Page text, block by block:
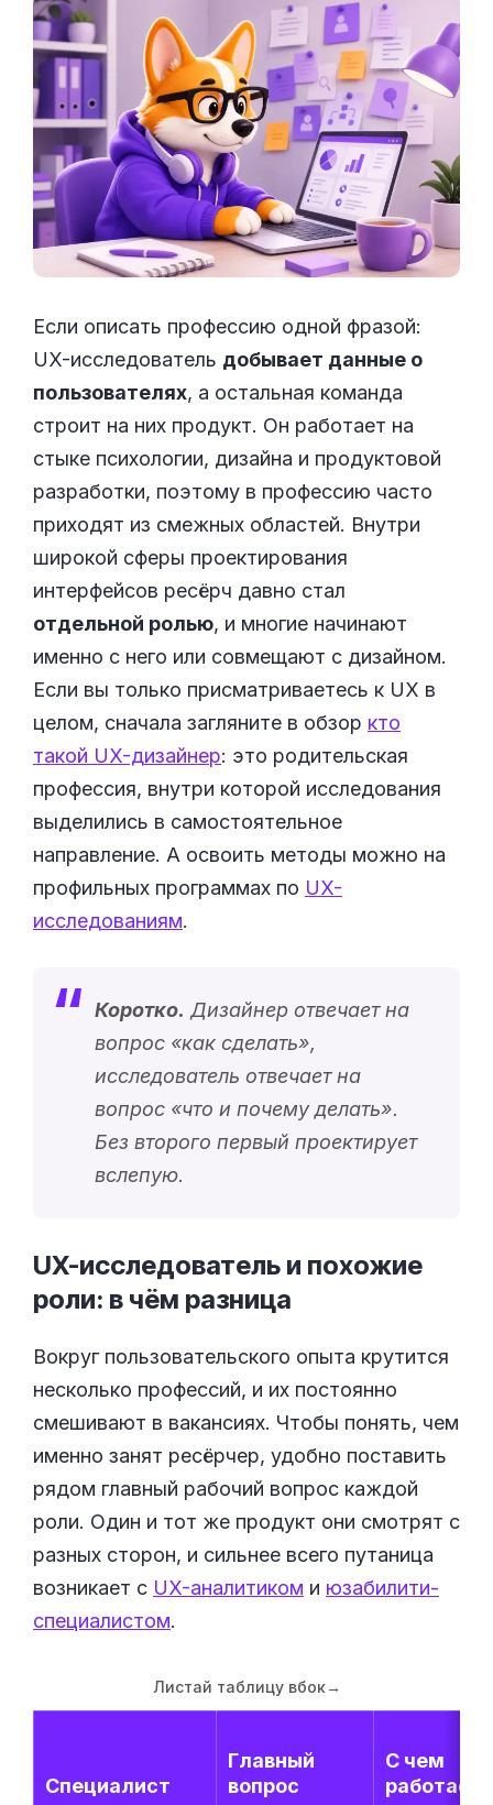
Если описать профессию одной фразой:
UX-исследователь добывает данные о
пользователях, а остальная команда
строит на них продукт. Он работает на
стыке психологии, дизайна и продуктовой
разработки, поэтому в профессию часто
приходят из смежных областей. Внутри
широкой сферы проектирования
интерфейсов ресёрч давно стал
отдельной ролью, и многие начинают
именно с него или совмещают с дизайном.
Если вы только присматриваетесь к UX в
целом, сначала загляните в обзор кто
такой UX-дизайнер: это родительская
профессия, внутри которой исследования
выделились в самостоятельное
направление. А освоить методы можно на
профильных программах по UX-
исследованиям.
Коротко. Дизайнер отвечает на
вопрос «как сделать»,
исследователь отвечает на
вопрос «что и почему делать».
Без второго первый проектирует
вслепую.
UX-исследователь и похожие
роли: в чём разница
Вокруг пользовательского опыта крутится
несколько профессий, и их постоянно
смешивают в вакансиях. Чтобы понять, чем
именно занят ресёрчер, удобно поставить
рядом главный рабочий вопрос каждой
роли. Один и тот же продукт они смотрят с
разных сторон, и сильнее всего путаница
возникает с UX-аналитиком и юзабилити-
специалистом.
Листай таблицу вбок→
Специалист
Главный
вопрос
С чем
работает